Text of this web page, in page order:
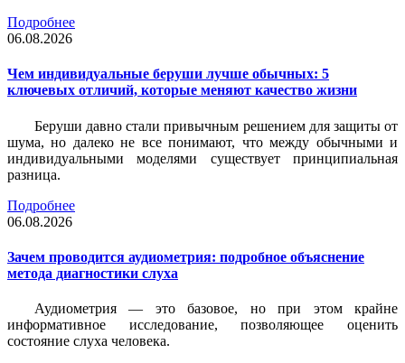
Подробнее
06.08.2026
Чем индивидуальные беруши лучше обычных: 5
ключевых отличий, которые меняют качество жизни
Беруши давно стали привычным решением для защиты от
шума, но далеко не все понимают, что между обычными и
индивидуальными моделями существует принципиальная
разница.
Подробнее
06.08.2026
Зачем проводится аудиометрия: подробное объяснение
метода диагностики слуха
Аудиометрия — это базовое, но при этом крайне
информативное исследование, позволяющее оценить
состояние слуха человека.